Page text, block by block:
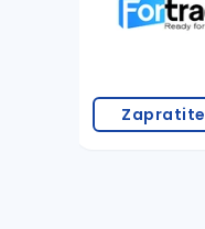
Zapratite